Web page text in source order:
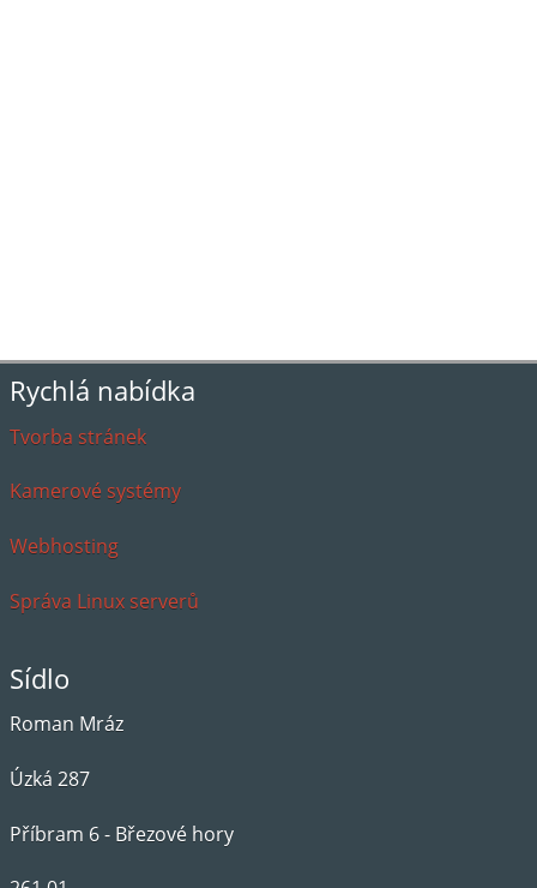
Rychlá nabídka
Tvorba stránek
Kamerové systémy
Webhosting
Správa Linux serverů
Sídlo
Roman Mráz
Úzká 287
Příbram 6 - Březové hory